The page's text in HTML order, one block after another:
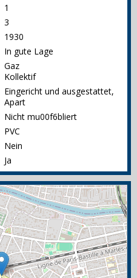
1
3
1930
In gute Lage
Gaz
Kollektif
Eingericht und ausgestattet,
Apart
Nicht mu00f6bliert
PVC
Nein
Ja